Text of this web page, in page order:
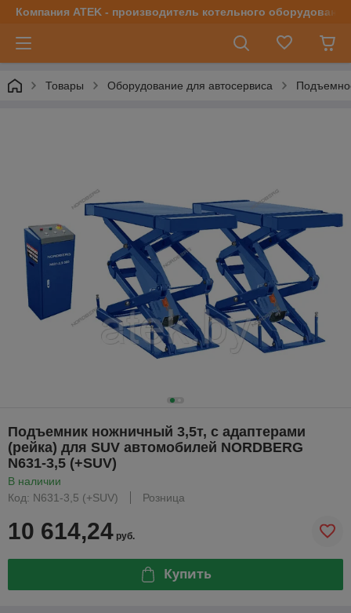
Компания ATEK - производитель котельного оборудования
Товары Оборудование для автосервиса
Подъемник ножничный 3,5т, с адаптерами
(рейка) для SUV автомобилей NORDBERG
N631-3,5 (+SUV)
В наличии
Код: N631-3,5 (+SUV)
Розница
10 614,24 руб.
Купить